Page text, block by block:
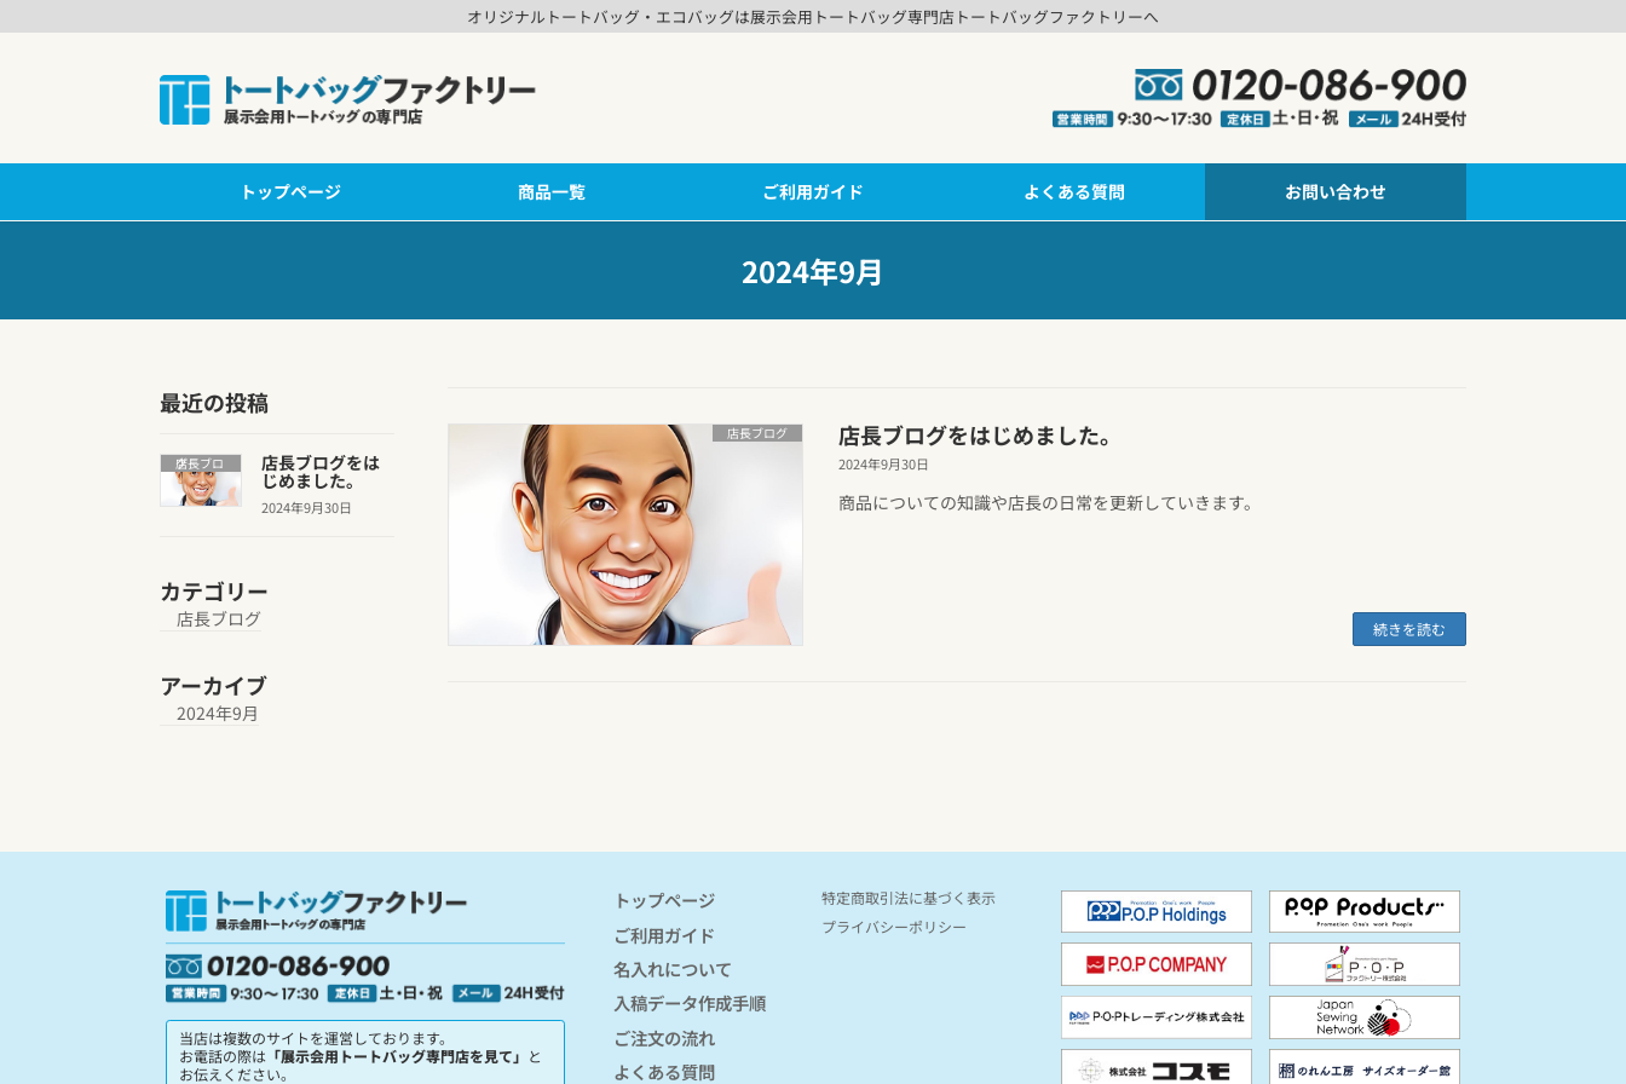
オリジナルトートバッグ・エコバッグは展示会用トートバッグ専門店トートバッグファクトリーへ
トップページ 商品一覧 ご利用ガイド よくある質問 お問い合わせ
2024年9月
店長ブログ 店長ブログをはじめました。
2024年9月30日
商品についての知識や店長の日常を更新していきます。
続きを読む
最近の投稿
店長ブログ 店長ブログをは
じめました。
2024年9月30日
カテゴリー
店長ブログ
アーカイブ
2024年9月
当店は複数のサイトを運営しております。
お電話の際は「展示会用トートバッグ専門店を見て」 と
お伝えください。
トップページ
ご利用ガイド
名入れについて
入稿データ作成手順
ご注文の流れ
よくある質問
特定商取引法に基づく表示
プライバシーポリシー